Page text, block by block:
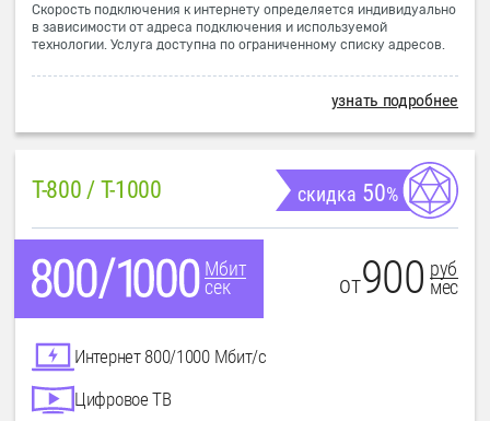
Скорость подключения к интернету определяется индивидуально
в зависимости от адреса подключения и используемой
технологии. Услуга доступна по ограниченному списку адресов.
узнать подробнее
T-800 / T-1000 скидка 50%
Мбит
сек
от900 руб
мес
Интернет 800/1000 Мбит/с
Цифровое ТВ